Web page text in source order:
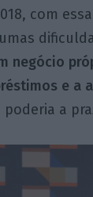
com
negócio
e a
a